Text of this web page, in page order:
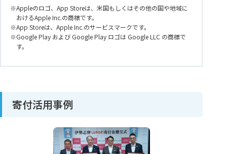
Appleのロゴ、App Storeは、米国もしくはその他の国や地域に
おけるApple Inc.の商標です。
App Storeは、Apple Inc.のサービスマークです。
Google Play および Google Play ロゴは Google LLC の商標で
す。
寄付活用事例